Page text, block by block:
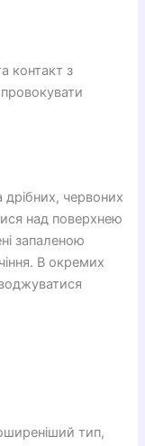
контакт з
червоних
над поверхнею
запаленою
В окремих
тип,